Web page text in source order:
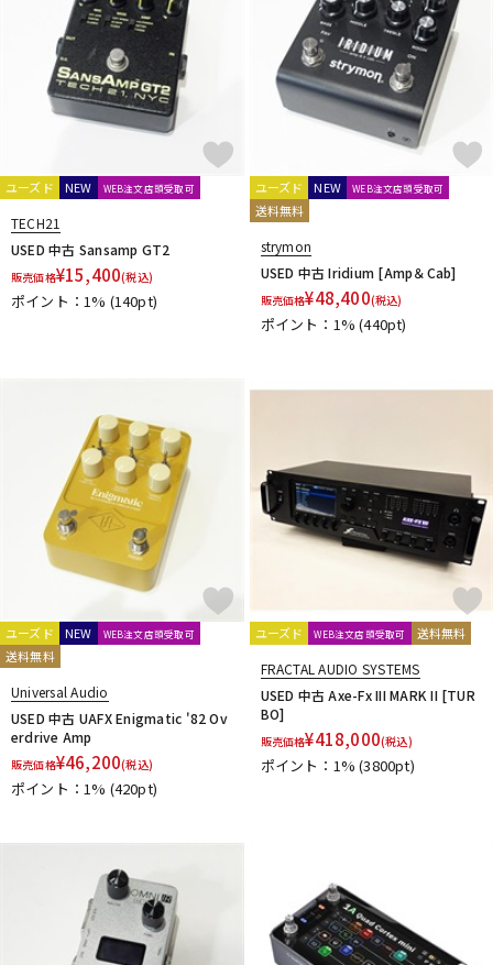
ユーズド NEW WEB注文店頭受取可
TECH21
USED 中古 Sansamp GT2
販売価格¥15,400(税込)
ポイント：1% (140pt)
ユーズド NEW WEB注文店頭受取可
送料無料
strymon
USED 中古 Iridium [Amp＆Cab]
販売価格¥48,400(税込)
ポイント：1%(440pt)
ユーズド NEW WEB注文店頭受取可
送料無料
Universal Audio
USED 中古 UAFX Enigmatic '82 Ov
erdrive Amp
販売価格¥46,200(税込)
ポイント：1% (420pt)
ユーズド WEB注文店頭受取可 送料無料
FRACTAL AUDIO SYSTEMS
USED 中古 Axe-Fx III MARK II [TUR
BO]
販売価格¥418,000(税込)
ポイント：1%(3800pt)